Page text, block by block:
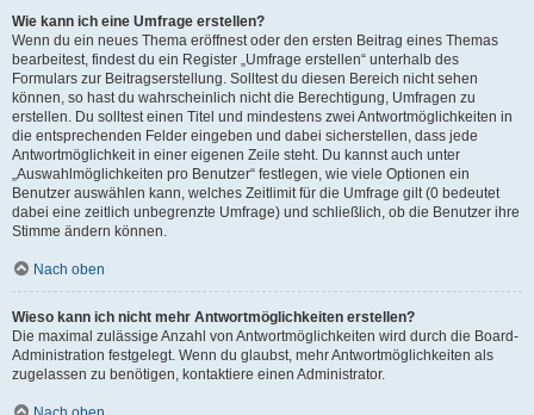
Wie kann ich eine Umfrage erstellen?
Wenn du ein neues Thema eröffnest oder den ersten Beitrag eines Themas
bearbeitest, findest du ein Register „Umfrage erstellen“ unterhalb des
Formulars zur Beitragserstellung. Solltest du diesen Bereich nicht sehen
können, so hast du wahrscheinlich nicht die Berechtigung, Umfragen zu
erstellen. Du solltest einen Titel und mindestens zwei Antwortmöglichkeiten in
die entsprechenden Felder eingeben und dabei sicherstellen, dass jede
Antwortmöglichkeit in einer eigenen Zeile steht. Du kannst auch unter
„Auswahlmöglichkeiten pro Benutzer“ festlegen, wie viele Optionen ein
Benutzer auswählen kann, welches Zeitlimit für die Umfrage gilt (0 bedeutet
dabei eine zeitlich unbegrenzte Umfrage) und schließlich, ob die Benutzer ihre
Stimme ändern können.
Nach oben
Wieso kann ich nicht mehr Antwortmöglichkeiten erstellen?
Die maximal zulässige Anzahl von Antwortmöglichkeiten wird durch die Board-
Administration festgelegt. Wenn du glaubst, mehr Antwortmöglichkeiten als
zugelassen zu benötigen, kontaktiere einen Administrator.